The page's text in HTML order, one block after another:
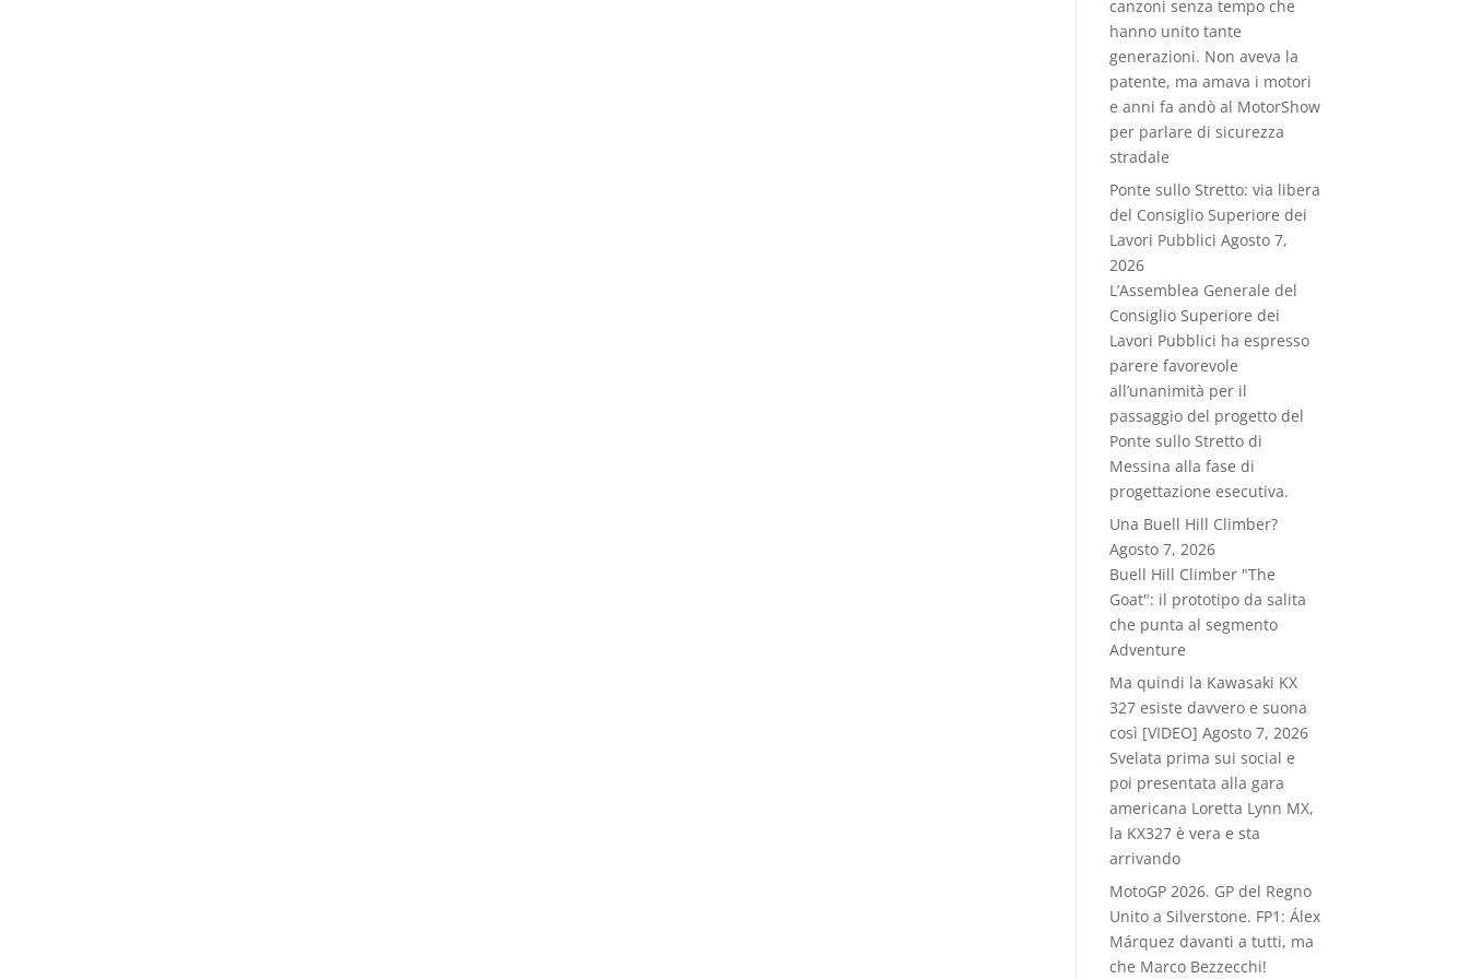
canzoni senza tempo che
hanno unito tante
generazioni. Non aveva la
patente, ma amava i motori
e anni fa andò al MotorShow
per parlare di sicurezza
stradale
Ponte sullo Stretto: via libera
del Consiglio Superiore dei
Lavori Pubblici Agosto 7,
2026
L’Assemblea Generale del
Consiglio Superiore dei
Lavori Pubblici ha espresso
parere favorevole
all’unanimità per il
passaggio del progetto del
Ponte sullo Stretto di
Messina alla fase di
progettazione esecutiva.
Una Buell Hill Climber?
Agosto 7, 2026
Buell Hill Climber "The
Goat": il prototipo da salita
che punta al segmento
Adventure
Ma quindi la Kawasaki KX
327 esiste davvero e suona
così [VIDEO] Agosto 7, 2026
Svelata prima sui social e
poi presentata alla gara
americana Loretta Lynn MX,
la KX327 è vera e sta
arrivando
MotoGP 2026. GP del Regno
Unito a Silverstone. FP1: Álex
Márquez davanti a tutti, ma
che Marco Bezzecchi!